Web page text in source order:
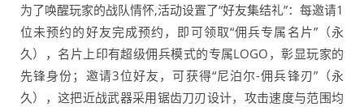
为了唤醒玩家的战队情怀,活动设置了“好友集结礼”：每邀请1
位未预约的好友完成预约，即可领取“佣兵专属名片”（永
久），名片上印有超级佣兵模式的专属LOGO，彰显玩家的
先锋身份；邀请3位好友，可获得“尼泊尔-佣兵锋刃”（永
久），这把近战武器采用锯齿刀刃设计，攻击速度与范围均